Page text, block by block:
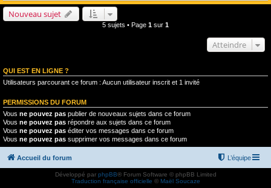
Nouveau sujet
5 sujets • Page 1 sur 1
Atteindre
QUI EST EN LIGNE ?
Utilisateurs parcourant ce forum : Aucun utilisateur inscrit et 1 invité
PERMISSIONS DU FORUM
Vous ne pouvez pas publier de nouveaux sujets dans ce forum
Vous ne pouvez pas répondre aux sujets dans ce forum
Vous ne pouvez pas éditer vos messages dans ce forum
Vous ne pouvez pas supprimer vos messages dans ce forum
Accueil du forum L’équipe
Développé par phpBB® Forum Software © phpBB Limited
Traduction française officielle © Maël Soucaze